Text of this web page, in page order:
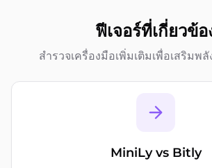
ฟีเจอร์ที่เกี่ยวข้อ
สำรวจเครื่องมือเพิ่มเติมเพื่อเสริมพ
MiniLy vs Bitly